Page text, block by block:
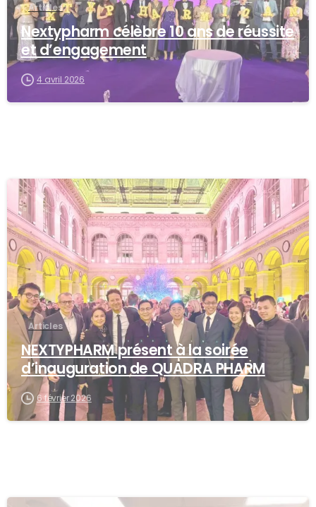
Articles
Nextypharm célèbre 10 ans de réussite
et d’engagement
4 avril 2026
-
Articles
NEXTYPHARM présent à la soirée
d’inauguration de QUADRA PHARM
6 février 2026